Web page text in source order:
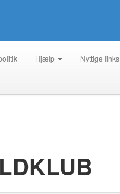
Hjælp Nyttige links